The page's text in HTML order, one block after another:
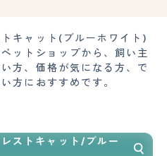
キャット(ブルーホワイト)
ットショップから、飼い主
方、価格が気になる方、で
方におすすめです。
ストキャット/ブルー